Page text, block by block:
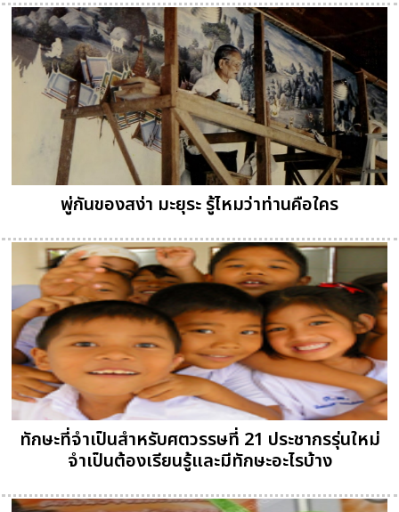
พู่กันของสง่า มะยุระ รู้ไหมว่าท่านคือใคร
ทักษะที่จำเป็นสำหรับศตวรรษที่ 21 ประชากรรุ่นใหม่
จำเป็นต้องเรียนรู้และมีทักษะอะไรบ้าง